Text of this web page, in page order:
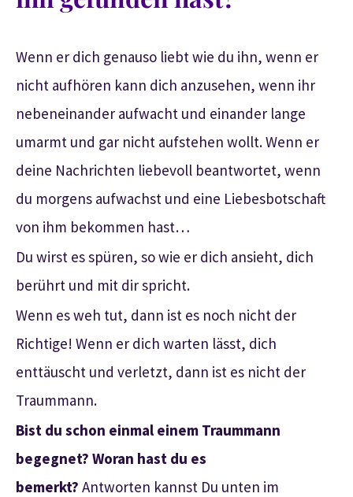
Wenn er dich genauso liebt wie du ihn, wenn er
nicht aufhören kann dich anzusehen, wenn ihr
nebeneinander aufwacht und einander lange
umarmt und gar nicht aufstehen wollt. Wenn er
deine Nachrichten liebevoll beantwortet, wenn
du morgens aufwachst und eine Liebesbotschaft
von ihm bekommen hast…
Du wirst es spüren, so wie er dich ansieht, dich
berührt und mit dir spricht.
Wenn es weh tut, dann ist es noch nicht der
Richtige! Wenn er dich warten lässt, dich
enttäuscht und verletzt, dann ist es nicht der
Traummann.
Bist du schon einmal einem Traummann
begegnet? Woran hast du es
bemerkt? Antworten kannst Du unten im